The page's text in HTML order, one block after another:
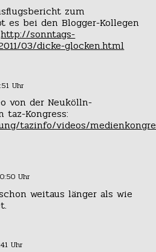
zum
es bei den Blogger-Kollegen
http://sonntags-
03/dicke-glocken.html
Uhr
von der Neukölln-
taz-Kongress:
tazinfo/videos/
Uhr
weitaus länger als wie
Uhr